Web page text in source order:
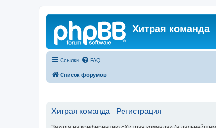
Хитрая команда
Ссылки FAQ
Список форумов
Хитрая команда - Регистрация